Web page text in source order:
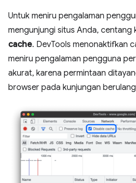
Untuk meniru pengalaman
mengunjungi situs Anda, centang
cache. DevTools menonaktifkan
meniru pengalaman pengguna
akurat, karena permintaan
browser pada kunjungan